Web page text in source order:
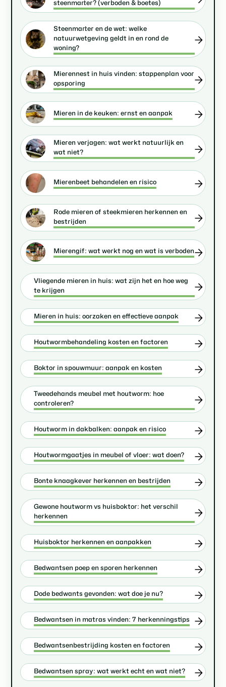
steenmarter? (verboden & boetes)
Steenmarter en de wet: welke
natuurwetgeving geldt in en rond de
woning?
Mierennest in huis vinden: stappenplan voor
opsporing
Mieren in de keuken: ernst en aanpak
Mieren verjagen: wat werkt natuurlijk en
wat niet?
Mierenbeet behandelen en risico
Rode mieren of steekmieren herkennen en
bestrijden
Mierengif: wat werkt nog en wat is verboden
Vliegende mieren in huis: wat zijn het en hoe weg
te krijgen
Mieren in huis: oorzaken en effectieve aanpak
Houtwormbehandeling kosten en factoren
Boktor in spouwmuur: aanpak en kosten
Tweedehands meubel met houtworm: hoe
controleren?
Houtworm in dakbalken: aanpak en risico
Houtwormgaatjes in meubel of vloer: wat doen?
Bonte knaagkever herkennen en bestrijden
Gewone houtworm vs huisboktor: het verschil
herkennen
Huisboktor herkennen en aanpakken
Bedwantsen poep en sporen herkennen
Dode bedwants gevonden: wat doe je nu?
Bedwantsen in matras vinden: 7 herkenningstips
Bedwantsenbestrijding kosten en factoren
Bedwantsen spray: wat werkt echt en wat niet?